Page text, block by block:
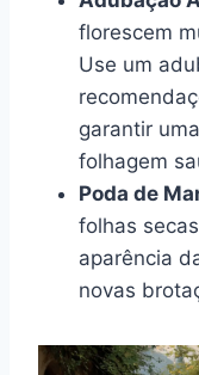
florescem
Use um
garantir
folhagem
Poda de
folhas
aparência
novas